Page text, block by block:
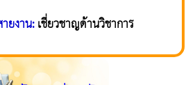
ยงาน: เชี่ยวชาญด้านวิชาการ